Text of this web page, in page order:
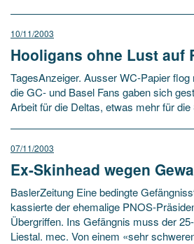
10/11/2003
Hooligans ohne Lust auf
TagesAnzeiger. Ausser WC-Papier
die GC- und Basel Fans gaben sich
Arbeit für die Deltas, etwas mehr für die
07/11/2003
Ex-Skinhead wegen
BaslerZeitung Eine bedingte
kassierte der ehemalige PNOS-
Übergriffen. Ins Gefängnis muss der
Liestal. mec. Von einem «sehr